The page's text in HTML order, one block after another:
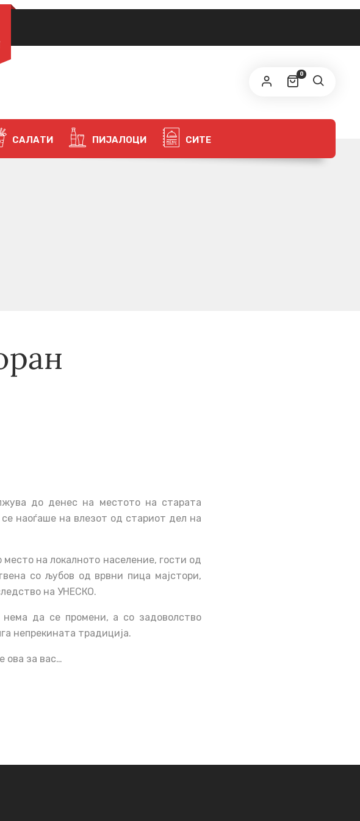
0
САЛАТИ ПИЈАЛОЦИ СИТЕ
до денес на местото на старата
наоѓаше на влезот од стариот дел на
на локалното население, гости од
со љубов од врвни пица мајстори,
на УНЕСКО.
да се промени, а со задоволство
непрекината традиција.
ова за вас…